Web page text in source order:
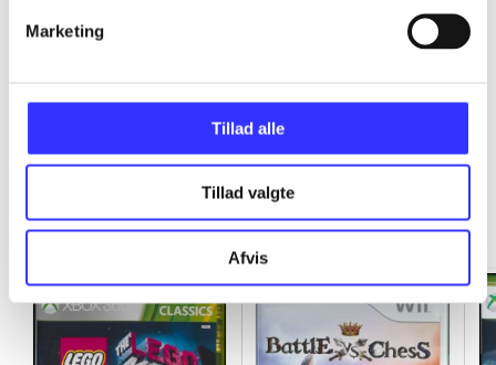
Marketing
Tillad alle
Tillad valgte
Afvis
Minder om